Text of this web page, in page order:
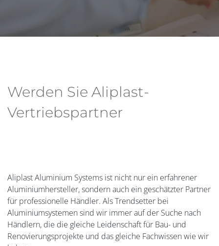
Werden Sie Aliplast-
Vertriebspartner
Aliplast Aluminium Systems ist nicht nur ein erfahrener
Aluminiumhersteller, sondern auch ein geschätzter Partner
für professionelle Händler. Als Trendsetter bei
Aluminiumsystemen sind wir immer auf der Suche nach
Händlern, die die gleiche Leidenschaft für Bau- und
Renovierungsprojekte und das gleiche Fachwissen wie wir